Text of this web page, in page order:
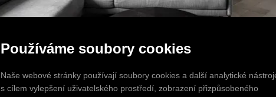
Používáme soubory cookies
Naše webové stránky používají soubory cookies a další analytické
s cílem vylepšení uživatelského prostředí, zobrazení přizpůsobeného